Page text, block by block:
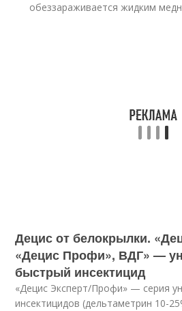
обеззараживается жидким
Децис от белокрылки.
«Децис Профи», ВДГ» —
быстрый инсектицид
«Децис Эксперт/Профи» — серия
инсектицидов (дельтаметрин 10-